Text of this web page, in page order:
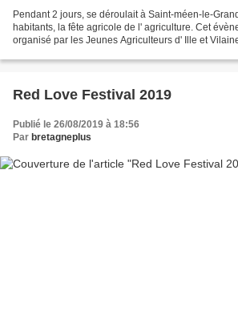
Pendant 2 jours, se déroulait à Saint-méen-le-
habitants, la fête agricole de l' agriculture. Cet
organisé par les Jeunes Agriculteurs d' Ille et
Red Love Festival 2019
Publié le 26/08/2019 à 18:56
Par bretagneplus